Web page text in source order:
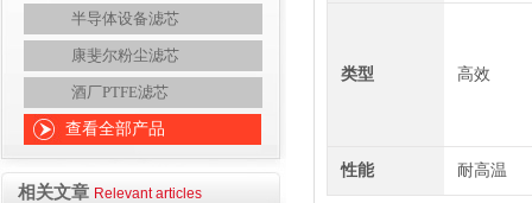
半导体设备滤芯
康斐尔粉尘滤芯
酒厂PTFE滤芯
查看全部产品
相关文章 Relevant articles
类型 高效
性能 耐高温